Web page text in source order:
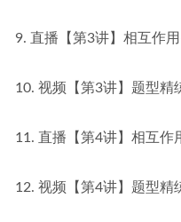
9. 直播【第3讲】相互作
10. 视频【第3讲】题型精
11. 直播【第4讲】相互作
12. 视频【第4讲】题型精